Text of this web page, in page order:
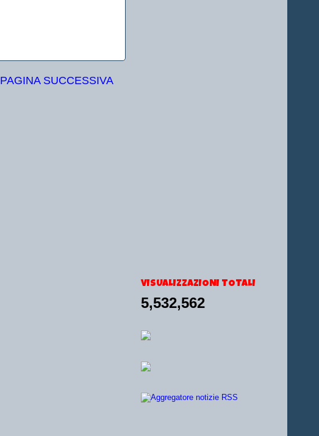
PAGINA SUCCESSIVA
VISUALIZZAZIONI TOTALI
5,532,562